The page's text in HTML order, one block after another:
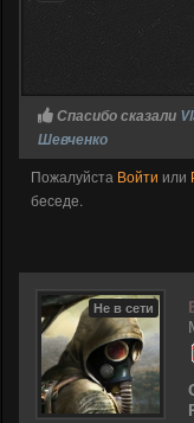
Спасибо сказали
Шевченко
Пожалуйста Войти или
беседе.
Не в сети